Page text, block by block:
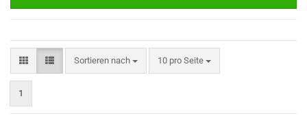
Sortieren nach
Sortieren nach 10 pro Seite
pro Seite
1